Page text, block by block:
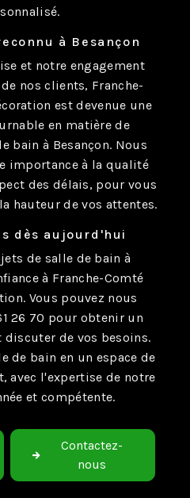
à Besançon
et notre engagement
nos clients, Franche-
est devenue une
en matière de
bain à Besançon. Nous
importance à la qualité
des délais, pour vous
hauteur de vos attentes.
dès aujourd'hui
de salle de bain à
à Franche-Comté
Vous pouvez nous
26 70 pour obtenir un
discuter de vos besoins.
de bain en un espace de
avec l'expertise de notre
et compétente.
Contactez-
nous